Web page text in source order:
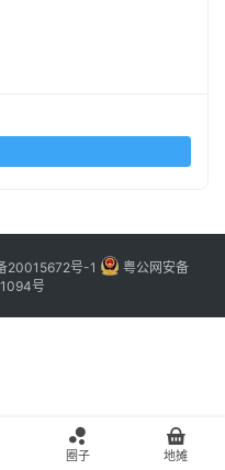
20015672号-1
粤公网安备
号
圈子 地摊